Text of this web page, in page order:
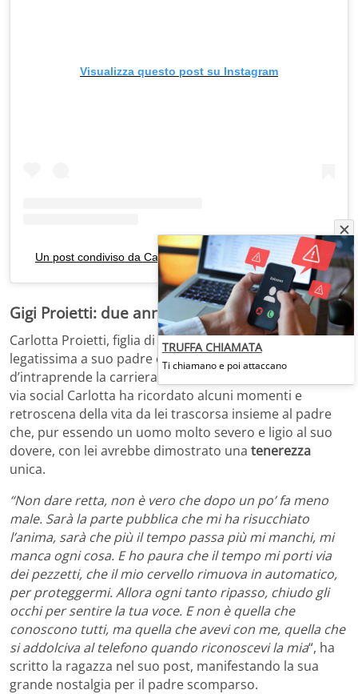
Visualizza questo post su Instagram
Un post condiviso da Carlotta Proietti (@carlottaproietti_)
Gigi Proietti: due anni dalla morte
Carlotta Proietti, figlia di Gigi Proietti e Sagitta Alter, era
legatissima a suo padre e come lui ha deciso
d’intraprende la carriera d’attrice. Nel suo ultimo post
via social Carlotta ha ricordato alcuni momenti e
retroscena della vita da lei trascorsa insieme al padre
che, pur essendo un uomo molto severo e ligio al suo
dovere, con lei avrebbe dimostrato una tenerezza
unica.
“Non dare retta, non è vero che dopo un po’ fa meno
male. Sarà la parte pubblica che mi ha risucchiato
l’anima, sarà che più il tempo passa più mi manchi, mi
manca ogni cosa. E ho paura che il tempo mi porti via
dei pezzetti, che il mio cervello rimuova in automatico,
per proteggermi. Allora ogni tanto ripasso, chiudo gli
occhi per sentire la tua voce. E non è quella che
conoscono tutti, ma quella che avevi con me, quella che
si addolciva al telefono quando riconoscevi la mia“, ha
scritto la ragazza nel suo post, manifestando la sua
grande nostalgia per il padre scomparso.
TRUFFA CHIAMATA
Ti chiamano e poi attaccano